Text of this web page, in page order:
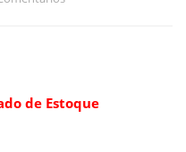
de Estoque